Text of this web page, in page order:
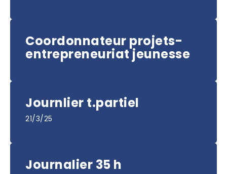
Coordonnateur projets-
entrepreneuriat jeunesse
Journlier t.partiel
21/3/25
Journalier 35 h